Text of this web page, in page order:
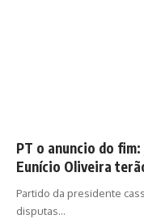
PT o anuncio do
Eunício Oliveira
Partido da presidente
disputas…